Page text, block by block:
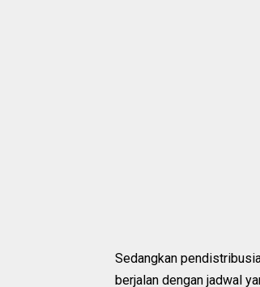
Sedangkan
berjalan dengan jadwal